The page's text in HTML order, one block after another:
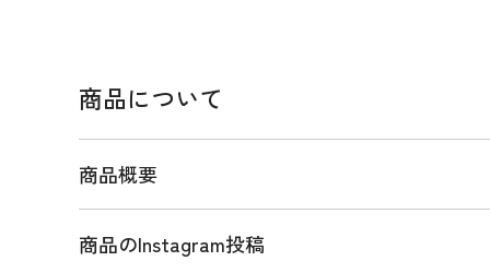
商品について
商品概要
商品のInstagram投稿